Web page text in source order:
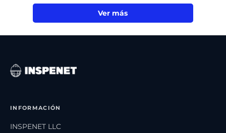
Ver más
INFORMACIÓN
INSPENET LLC